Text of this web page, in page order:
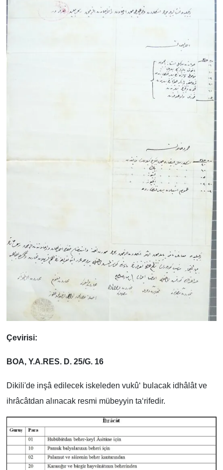
Çevirisi:
BOA, Y.A.RES. D. 25/G. 16
Dikili'de inşâ edilecek iskeleden vukû‘ bulacak idhâlât ve
ihrâcâtdan alınacak resmi mübeyyin ta‘rifedir.